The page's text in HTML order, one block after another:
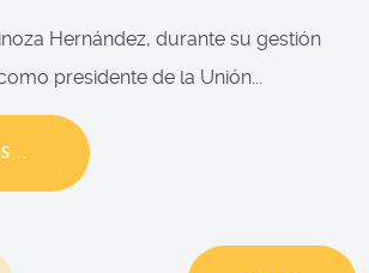
Hernández, durante su gestión
presidente de la Unión...